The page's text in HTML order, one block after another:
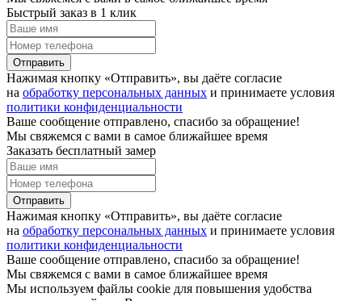
Быстрый заказ в 1 клик
Отправить
Нажимая кнопку «Отправить», вы даёте согласие
на обработку персональных данных и принимаете условия
политики конфиденциальности
Ваше сообщение отправлено, спасибо за обращение!
Мы свяжемся с вами в самое ближайшее время
Заказать бесплатный замер
Отправить
Нажимая кнопку «Отправить», вы даёте согласие
на обработку персональных данных и принимаете условия
политики конфиденциальности
Ваше сообщение отправлено, спасибо за обращение!
Мы свяжемся с вами в самое ближайшее время
Мы используем файлы cookie для повышения удобства